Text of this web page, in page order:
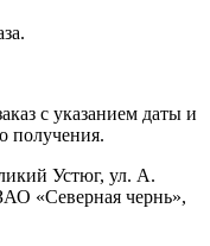
с указанием даты и
получения.
Устюг, ул. А.
«Северная чернь»,